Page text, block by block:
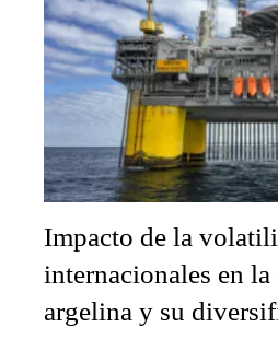
Impacto de la
internacionales en la
argelina y su